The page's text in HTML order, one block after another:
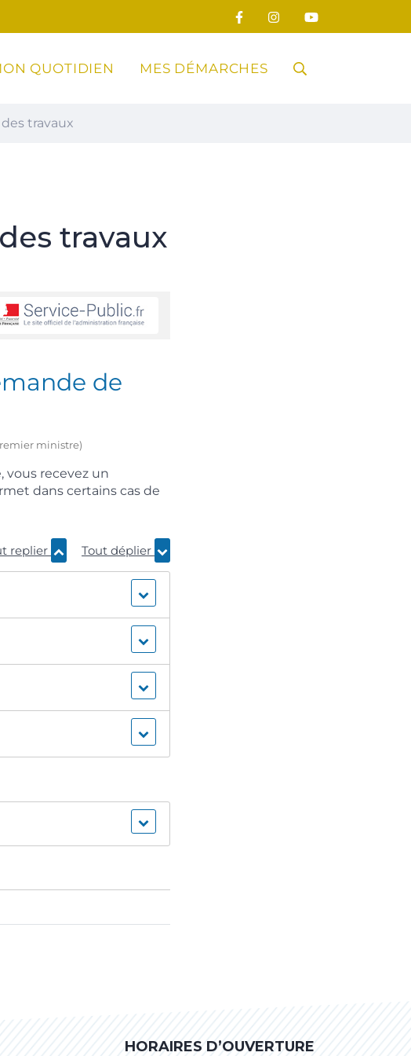
QUOTIDIEN MES DÉMARCHES RECHERCHE
travaux
travaux
de
ministre)
vous recevez un
dans certains cas de
replier Tout déplier
HORAIRES D’OUVERTURE